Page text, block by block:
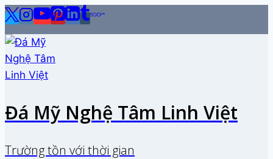
Skip
content
Đá Mỹ Nghệ Tâm Linh Việt
Trường tồn với thời gian